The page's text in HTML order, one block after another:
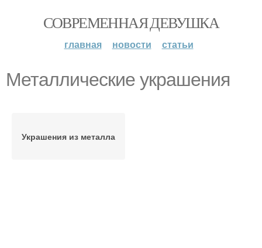
СОВРЕМЕННАЯ ДЕВУШКА
главная новости статьи
Металлические украшения
Украшения из металла